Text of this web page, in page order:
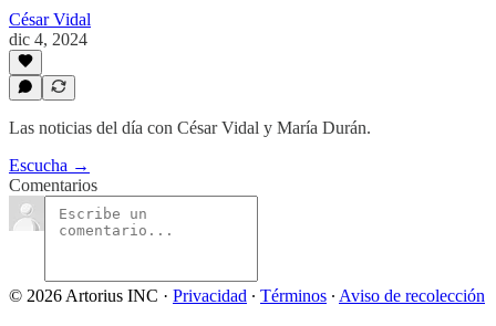
César Vidal
dic 4, 2024
Las noticias del día con César Vidal y María Durán.
Escucha →
Comentarios
© 2026 Artorius INC · Privacidad ∙ Términos ∙ Aviso de recolección